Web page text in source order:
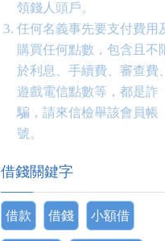
領錢人頭戶。
任何名義事先要支付費用
購買任何點數，包含且不
於利息、手續費、審查費、
遊戲電信點數等，都是詐
騙，請來信檢舉該會員帳
號。
借錢關鍵字
借款 借錢 小額借